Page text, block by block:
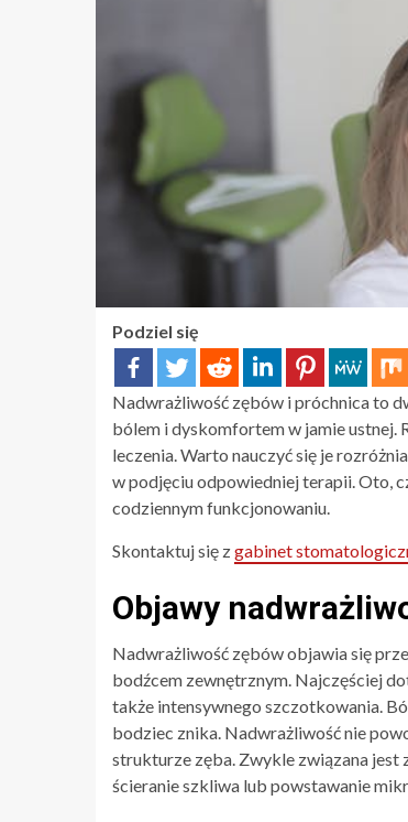
Podziel się
Nadwrażliwość zębów i próchnica to
bólem i dyskomfortem w jamie ustnej.
leczenia. Warto nauczyć się je
w podjęciu odpowiedniej terapii. Oto,
codziennym funkcjonowaniu.
Skontaktuj się zgabinet
Objawy
Nadwrażliwość zębów objawia się
bodźcem zewnętrznym. Najczęściej
także intensywnego szczotkowania.
bodziec znika. Nadwrażliwość nie
strukturze zęba. Zwykle związana jest
ścieranie szkliwa lub powstawanie